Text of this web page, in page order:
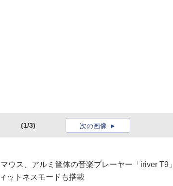
(1/3) 次の画像
ウス、アルミ筐体の音楽プレーヤー「iriver T9」
ットネスモードも搭載